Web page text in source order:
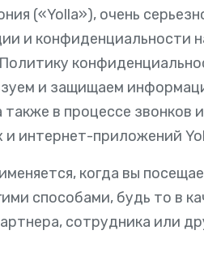
(«Yolla»), очень
и конфиденциальности
и защищаем
в процессе звонков
интернет-приложений
когда вы
способами, будь то в
сотрудника или